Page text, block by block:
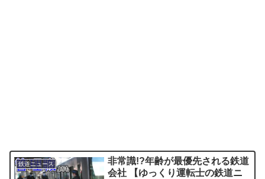
鉄道ニュース
非常識!?年齢が最優先される鉄道
会社 【ゆっくり運転士の鉄道ニ